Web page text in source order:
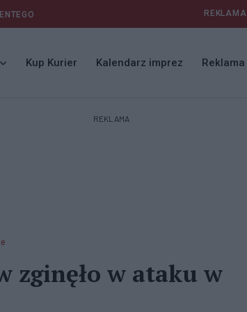
REKLAMA
Kup Kurier Kalendarz imprez Reklama
REKLAMA
zginęło w ataku w